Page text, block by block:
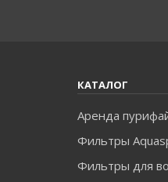
КАТАЛОГ
Аренда
Фильтры
Фильтры для